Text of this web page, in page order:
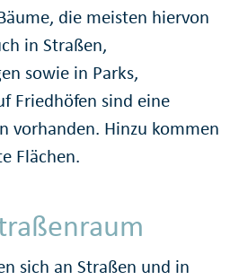
die meisten hiervon
in Straßen,
sowie in Parks,
Friedhöfen sind eine
vorhanden. Hinzu kommen
Flächen.
sich an Straßen und in